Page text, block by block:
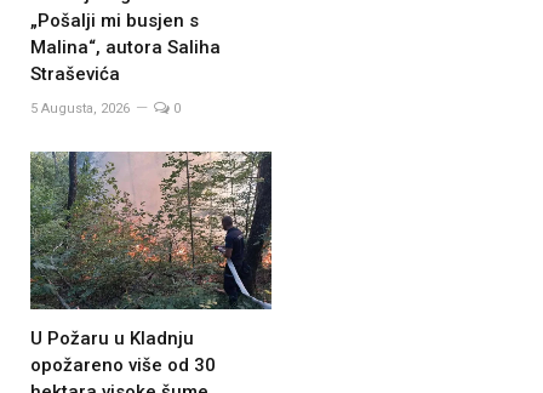
„Pošalji mi busjen s
Malina“, autora Saliha
Straševića
5 Augusta, 2026 0
U Požaru u Kladnju
opožareno više od 30